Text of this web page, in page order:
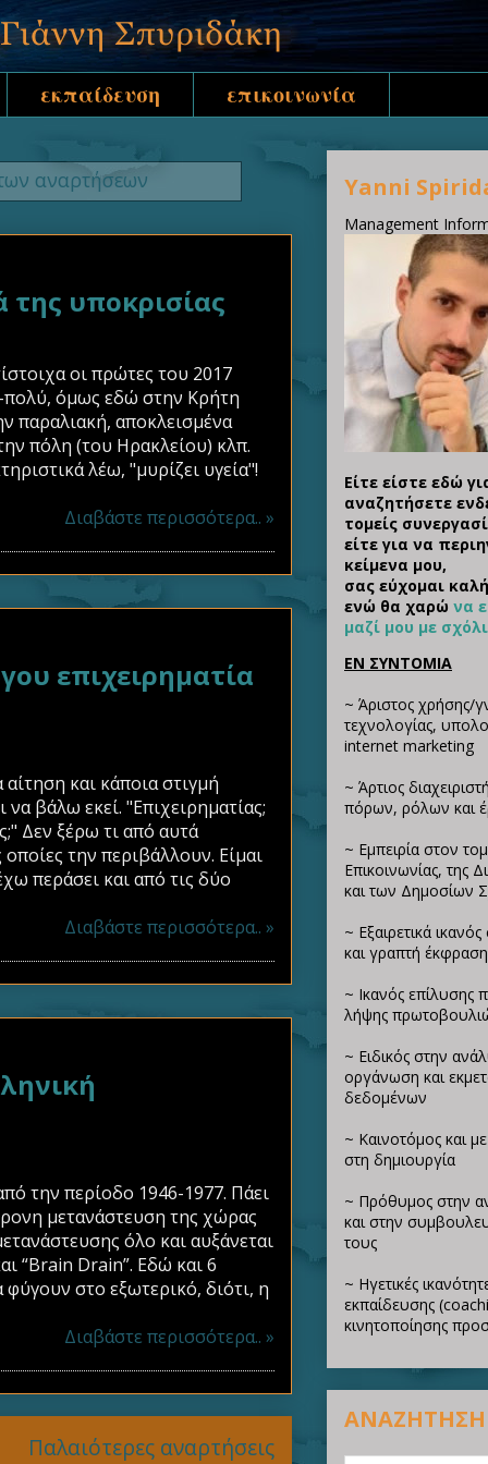
εκπαίδευση επικοινωνία
αναρτήσεων
υποκρισίας
οι πρώτες του 2017
πολύ, όμως εδώ στην Κρήτη
παραλιακή, αποκλεισμένα
πόλη (του Ηρακλείου) κλπ.
λέω, "μυρίζει υγεία"!
Διαβάστε περισσότερα.. »
επιχειρηματία
και κάποια στιγμή
βάλω εκεί. "Επιχειρηματίας;
Δεν ξέρω τι από αυτά
την περιβάλλουν. Είμαι
περάσει και από τις δύο
Διαβάστε περισσότερα.. »
την περίοδο 1946-1977. Πάει
μετανάστευση της χώρας
όλο και αυξάνεται
“Brain Drain”. Εδώ και 6
στο εξωτερικό, διότι, η
Διαβάστε περισσότερα.. »
Παλαιότερες αναρτήσεις
Yanni
Management
Είτε είστε εδώ
αναζητήσετε
τομείς
είτε για να
κείμενα μου,
σας εύχομαι
ενώ θα χαρώ να
μαζί μου με
ΕΝ ΣΥΝΤΟΜΙΑ
~ Άριστος χρήσης/
τεχνολογίας,
internet marketing
~ Άρτιος
πόρων, ρόλων και
~ Εμπειρία στον
Επικοινωνίας, της
και των Δημοσίων
~ Εξαιρετικά
και γραπτή έκφραση
~ Ικανός επίλυσης
λήψης
~ Ειδικός στην
οργάνωση και
δεδομένων
~ Καινοτόμος και
στη δημιουργία
~ Πρόθυμος στην
και στην
τους
~ Ηγετικές
εκπαίδευσης
κινητοποίησης
ΑΝΑΖΗΤΗΣΗ